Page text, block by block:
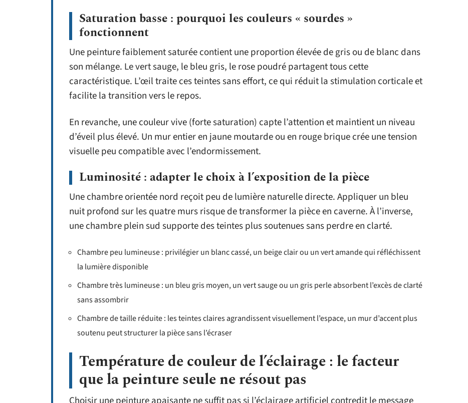
Saturation basse : pourquoi les couleurs « sourdes »
fonctionnent
Une peinture faiblement saturée contient une proportion élevée de gris ou de blanc dans
son mélange. Le vert sauge, le bleu gris, le rose poudré partagent tous cette
caractéristique. L’œil traite ces teintes sans effort, ce qui réduit la stimulation corticale et
facilite la transition vers le repos.
En revanche, une couleur vive (forte saturation) capte l’attention et maintient un niveau
d’éveil plus élevé. Un mur entier en jaune moutarde ou en rouge brique crée une tension
visuelle peu compatible avec l’endormissement.
Luminosité : adapter le choix à l’exposition de la pièce
Une chambre orientée nord reçoit peu de lumière naturelle directe. Appliquer un bleu
nuit profond sur les quatre murs risque de transformer la pièce en caverne. À l’inverse,
une chambre plein sud supporte des teintes plus soutenues sans perdre en clarté.
Chambre peu lumineuse : privilégier un blanc cassé, un beige clair ou un vert amande qui réfléchissent
la lumière disponible
Chambre très lumineuse : un bleu gris moyen, un vert sauge ou un gris perle absorbent l’excès de clarté
sans assombrir
Chambre de taille réduite : les teintes claires agrandissent visuellement l’espace, un mur d’accent plus
soutenu peut structurer la pièce sans l’écraser
Température de couleur de l’éclairage : le facteur
que la peinture seule ne résout pas